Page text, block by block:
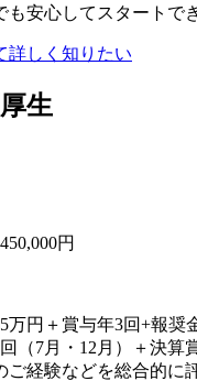
安心してスタートで
詳しく知りたい
生
円
円＋賞与年3回+報奨
（7月・12月）＋決算
経験などを総合的に